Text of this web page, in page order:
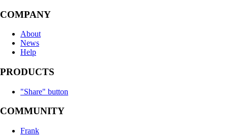
COMPANY
About
News
Help
PRODUCTS
"Share" button
COMMUNITY
Frank